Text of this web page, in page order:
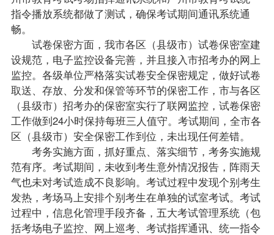
指令播放系统都做了测试，确保考试期间通讯系统通
畅。
试卷保密方面，我市各区（县级市）试卷保密室建
设规范，电子监控设备完善，并且接入市招考办的网上
监控。各级单位严格落实试卷安全保密规定，做好试卷
取送、存放、分发和保管等环节的保密工作，市与各区
（县级市）招考办的保密室实行了联网监控，试卷保密
工作做到24小时保持每班三人值守。考试期间，全市各
区（县级市）安全保密工作到位，未出现任何差错。
考务实施方面，抓好重点、落实细节，考务实施规
范有序。考试期间，未收到考生意外情况报告，阵雨天
气也未对考试造成不良影响。考试过程中发现个别考生
发热，考场马上安排个别考生在单独的试室考试。考试
过程中，信息化管理手段齐备，五大考试管理系统（包
括考场电子监控、网上巡考、考试指挥通讯、统一指令